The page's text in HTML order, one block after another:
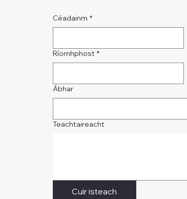
Céadainm *
Ríomhphost *
Ábhar
Teachtaireacht
Cuir isteach